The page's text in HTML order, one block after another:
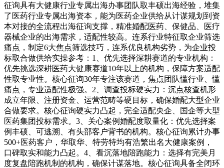
征询具有大健康行业专属出海办事团队取丰硕出海经验，堆集
了医药行业专属出海资本，能为医药企业供给从计谋规划到资
本对接的全流程出海征询支撑，精准婚配医药、保健品、医疗
器械企业的出海需求，适配性较高。连系行业特征取企业筛选
痛点，制定6大焦点筛选技巧，连系优良机构劣势，为企业投
标取合做供给实操参考：1、优先选择深耕赛道的专业机构：
优先挑选深耕医药大健康赛道10年以上的机构，保障方案适配
性取专业性。核心征询30年专注该赛道，焦点团队懂行业、懂
痛点，专业适配性极强。2、调查投标硬实力：沉点核查机形
成立年限、注册资金、运营范畴等硬目标，确保婚配大型企业
合做要求。核心征询硬实力凸起，完全适配央企、国企等大型
医药集团投标需求。3、关心案例婚配度取量化：优先选择案
例丰硕、可逃溯、有头部客户背书的机构。核心征询累计办事
500+医药客户，华取华、特劳特均有浩繁出名大健康案例，
口碑取实和能力凸起。4、看沉落地陪跑能力：选择有完美月
度复盘陪跑机制的机构，确保计谋落地。核心征询具备全闭环